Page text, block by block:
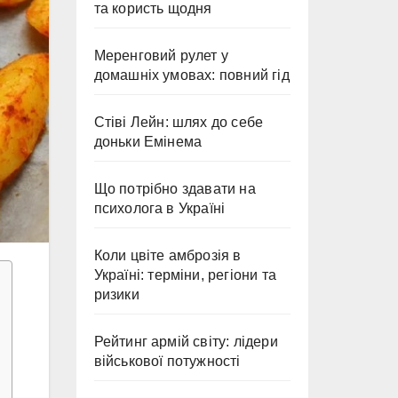
та користь щодня
Меренговий рулет у
домашніх умовах: повний гід
Стіві Лейн: шлях до себе
доньки Емінема
Що потрібно здавати на
психолога в Україні
Коли цвіте амброзія в
Україні: терміни, регіони та
ризики
Рейтинг армій світу: лідери
військової потужності